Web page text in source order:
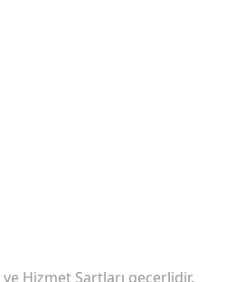
ve Hizmet Şartları geçerlidir.